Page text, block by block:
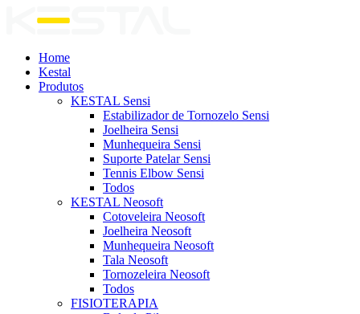
Home
Kestal
Produtos
KESTAL Sensi
Estabilizador de Tornozelo Sensi
Joelheira Sensi
Munhequeira Sensi
Suporte Patelar Sensi
Tennis Elbow Sensi
Todos
KESTAL Neosoft
Cotoveleira Neosoft
Joelheira Neosoft
Munhequeira Neosoft
Tala Neosoft
Tornozeleira Neosoft
Todos
FISIOTERAPIA